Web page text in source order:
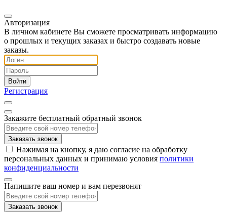
Авторизация
В личном кабинете Вы сможете просматривать информацию
о прошлых и текущих заказах и быстро создавать новые
заказы.
Регистрация
Закажите бесплатный обратный звонок
Заказать звонок
Нажимая на кнопку, я даю согласие на обработку
персональных данных и принимаю условия политики
конфиденциальности
Напишите ваш номер и вам перезвонят
Заказать звонок